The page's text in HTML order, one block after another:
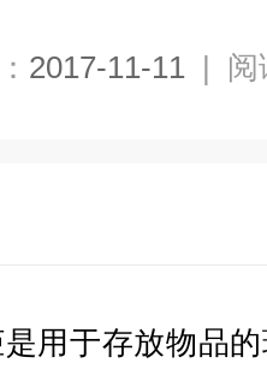
2017-11-11 | 阅
是用于存放物品